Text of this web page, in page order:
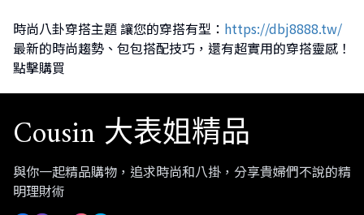
時尚八卦穿搭主題 讓您的穿搭有型： https://dbj8888.tw/
最新的時尚趨勢、包包搭配技巧，還有超實用的穿搭靈感！
點擊購買
Cousin 大表姐精品
與你一起精品購物，追求時尚和八掛，分享貴婦們不說的精
明理財術